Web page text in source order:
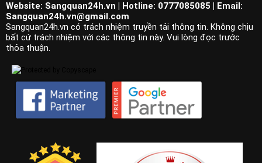
Website: Sangquan24h.vn | Hotline: 0777085085 | Email:
Sangquan24h.vn@gmail.com
Sangquan24h.vn có trách nhiệm truyền tải thông tin. Không chịu
bất cứ trách nhiệm với các thông tin này. Vui lòng đọc trước
thỏa thuận.